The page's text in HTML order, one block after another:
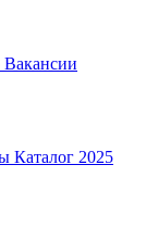
Вакансии
Каталог 2025